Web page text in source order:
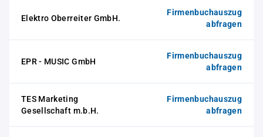
Elektro Oberreiter GmbH.
Firmenbuchauszug
abfragen
EPR - MUSIC GmbH
Firmenbuchauszug
abfragen
TES Marketing
Gesellschaft m.b.H.
Firmenbuchauszug
abfragen